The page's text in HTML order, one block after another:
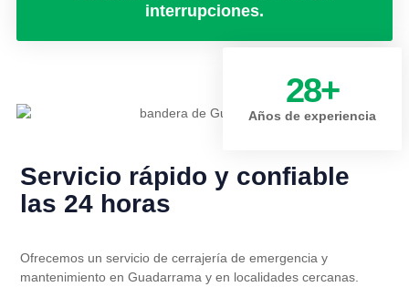
interrupciones.
Años de experiencia
28+
Servicio rápido y confiable
las 24 horas
Ofrecemos un servicio de cerrajería de emergencia y
mantenimiento en Guadarrama y en localidades cercanas.